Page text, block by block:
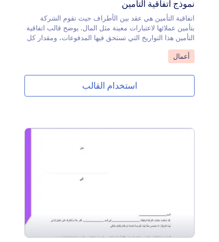
نموذج اتفاقية التأمين
اتفاقية التأمين هي عقد بين الأطراف حيث تقوم الشركة
بتأمين عملائها لاعتبارات معينة مثل المال. يوضح قالب اتفاقية
التأمين هذا التواريخ التي تستحق فيها المدفوعات، ومقدار كل
دفعة مستحقة، وكيف تقبل الشركة المدفوعات، وما يغطيه
التأمين. قم بإنشاء الاتفاقية المهنية الخاصة بك لشركة التأمين
التأمين الخاصة بك لتلبي احتياجاتك واحتياجات عملائك. تسهل
أداة إنشاء النماذج عبر الإنترنت بالسحب والإفلات تصميم جميع
أجزاء الاتفاقية الخاصة بك. قم بإجراء تغييرات التصميم
انتقل إلى الفئة:
أعمال
استخدام القالب